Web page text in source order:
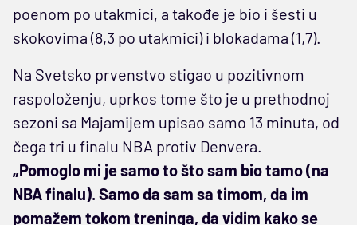
poenom po utakmici, a takođe je bio i šesti u
skokovima (8,3 po utakmici) i blokadama (1,7).
Na Svetsko prvenstvo stigao u pozitivnom
raspoloženju, uprkos tome što je u prethodnoj
sezoni sa Majamijem upisao samo 13 minuta, od
čega tri u finalu NBA protiv Denvera.
„Pomoglo mi je samo to što sam bio tamo (na
NBA finalu). Samo da sam sa timom, da im
pomažem tokom treninga, da vidim kako se